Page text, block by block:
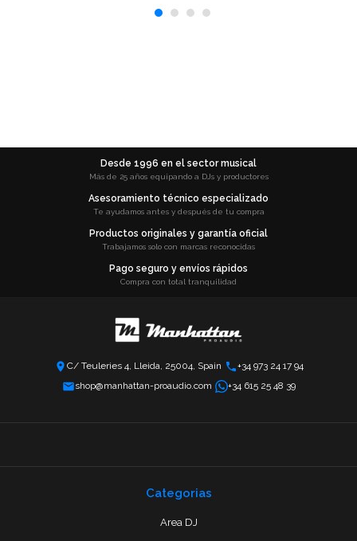
Desde 1996 en el sector musical
Más de 25 años equipando a DJs y productores
Asesoramiento técnico especializado
Te ayudamos antes y después de tu compra
Productos originales y garantía oficial
Trabajamos solo con marcas reconocidas
Pago seguro y envíos rápidos
Compra con total tranquilidad
C/ Teuleries 4, Lleida, 25004, Spain
+34 973 24 17 94
shop@manhattan-proaudio.com
+34 615 25 48 39
Categorias
Area DJ